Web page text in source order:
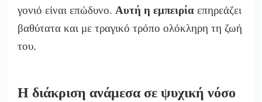
γονιό είναι επώδυνο. Αυτή η εμπειρία επηρεάζει
βαθύτατα και με τραγικό τρόπο ολόκληρη τη ζωή
του.
Η διάκριση ανάμεσα σε ψυχική νόσο